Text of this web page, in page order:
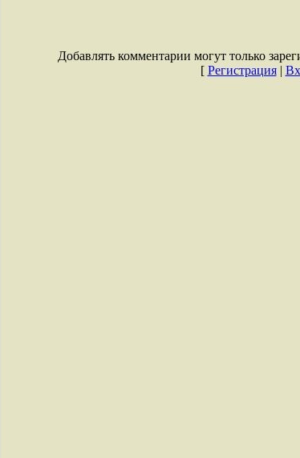
Добавлять комментарии могут только
[ Регистрация|